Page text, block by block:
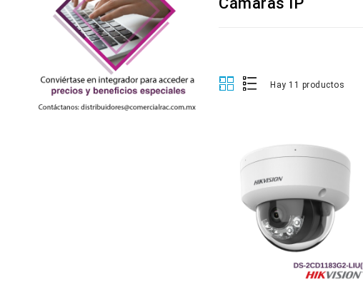
Hay 11 productos